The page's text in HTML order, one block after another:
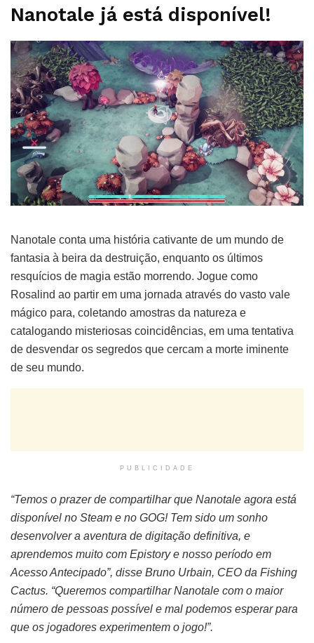
Nanotale já está disponível!
Nanotale conta uma história cativante de um mundo de
fantasia à beira da destruição, enquanto os últimos
resquícios de magia estão morrendo. Jogue como
Rosalind ao partir em uma jornada através do vasto vale
mágico para, coletando amostras da natureza e
catalogando misteriosas coincidências, em uma tentativa
de desvendar os segredos que cercam a morte iminente
de seu mundo.
PUBLICIDADE
“Temos o prazer de compartilhar que Nanotale agora está
disponível no Steam e no GOG! Tem sido um sonho
desenvolver a aventura de digitação definitiva, e
aprendemos muito com Epistory e nosso período em
Acesso Antecipado”, disse Bruno Urbain, CEO da Fishing
Cactus. “Queremos compartilhar Nanotale com o maior
número de pessoas possível e mal podemos esperar para
que os jogadores experimentem o jogo!”.